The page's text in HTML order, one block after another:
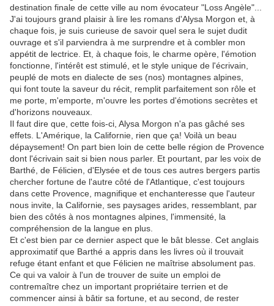
destination finale de cette ville au nom évocateur "Loss Angèle"...
J'ai toujours grand plaisir à lire les romans d'Alysa Morgon et, à
chaque fois, je suis curieuse de savoir quel sera le sujet dudit
ouvrage et s'il parviendra à me surprendre et à combler mon
appétit de lectrice. Et, à chaque fois, le charme opère, l'émotion
fonctionne, l'intérêt est stimulé, et le style unique de l'écrivain,
peuplé de mots en dialecte de ses (nos) montagnes alpines,
qui font toute la saveur du récit, remplit parfaitement son rôle et
me porte, m'emporte, m'ouvre les portes d'émotions secrètes et
d'horizons nouveaux.
Il faut dire que, cette fois-ci, Alysa Morgon n'a pas gâché ses
effets. L'Amérique, la Californie, rien que ça! Voilà un beau
dépaysement! On part bien loin de cette belle région de Provence
dont l'écrivain sait si bien nous parler. Et pourtant, par les voix de
Barthé, de Félicien, d'Elysée et de tous ces autres bergers partis
chercher fortune de l'autre côté de l'Atlantique, c'est toujours
dans cette Provence, magnifique et enchanteresse que l'auteur
nous invite, la Californie, ses paysages arides, ressemblant, par
bien des côtés à nos montagnes alpines, l'immensité, la
compréhension de la langue en plus.
Et c'est bien par ce dernier aspect que le bât blesse. Cet anglais
approximatif que Barthé a appris dans les livres où il trouvait
refuge étant enfant et que Félicien ne maîtrise absolument pas.
Ce qui va valoir à l'un de trouver de suite un emploi de
contremaître chez un important propriétaire terrien et de
commencer ainsi à bâtir sa fortune, et au second, de rester